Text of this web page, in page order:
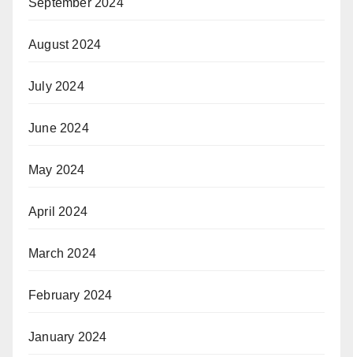
August 2024
July 2024
June 2024
May 2024
April 2024
March 2024
February 2024
January 2024